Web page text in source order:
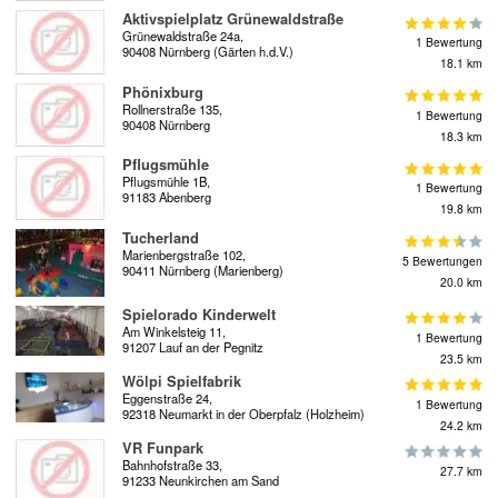
Aktivspielplatz Grünewaldstraße
Grünewaldstraße 24a,
90408 Nürnberg (Gärten h.d.V.)
1 Bewertung
18.1 km
Phönixburg
Rollnerstraße 135,
90408 Nürnberg
1 Bewertung
18.3 km
Pflugsmühle
Pflugsmühle 1B,
91183 Abenberg
1 Bewertung
19.8 km
Tucherland
Marienbergstraße 102,
90411 Nürnberg (Marienberg)
5 Bewertungen
20.0 km
Spielorado Kinderwelt
Am Winkelsteig 11,
91207 Lauf an der Pegnitz
1 Bewertung
23.5 km
Wölpi Spielfabrik
Eggenstraße 24,
92318 Neumarkt in der Oberpfalz (Holzheim)
1 Bewertung
24.2 km
VR Funpark
Bahnhofstraße 33,
91233 Neunkirchen am Sand
27.7 km